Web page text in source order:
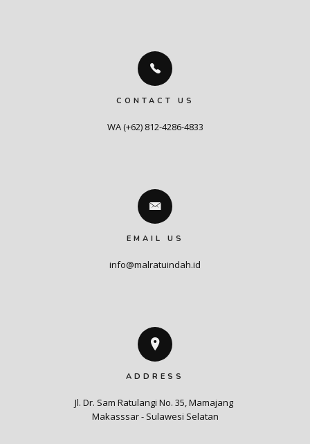
CONTACT US
WA (+62) 812-4286-4833
EMAIL US
info@malratuindah.id
ADDRESS
Jl. Dr. Sam Ratulangi No. 35, Mamajang
Makasssar - Sulawesi Selatan